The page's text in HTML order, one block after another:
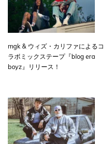
mgk & ウィズ・カリファによるコ
ラボミックステープ『blog era
boyz』リリース！